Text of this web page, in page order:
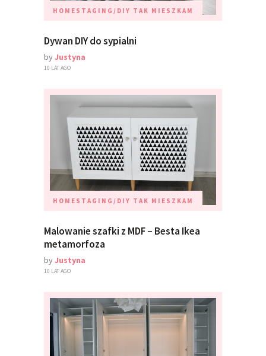
HOMESTAGING/DIY TAK MIESZKAM
Dywan DIY do sypialni
byJustyna
10 LAT AGO
HOMESTAGING/DIY TAK MIESZKAM
Malowanie szafki z MDF – Besta Ikea
metamorfoza
byJustyna
10 LAT AGO